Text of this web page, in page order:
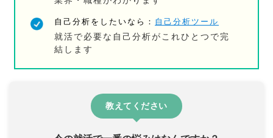
自己分析をしたいなら： 自己分析ツール
就活で必要な自己分析がこれひとつで完
結します